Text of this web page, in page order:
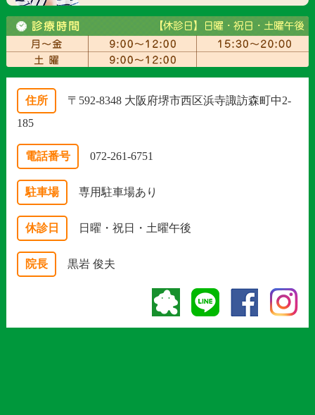
住所
〒592-8348 大阪府堺市西区浜寺諏訪森町中2-
185
電話番号 072-261-6751
駐車場 専用駐車場あり
休診日 日曜・祝日・土曜午後
院長 黒岩 俊夫